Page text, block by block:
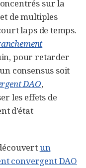
sur la
de multiples
laps de temps.
pour retarder
consensus soit
DAO,
les effets de
d’état
un
convergent DAO